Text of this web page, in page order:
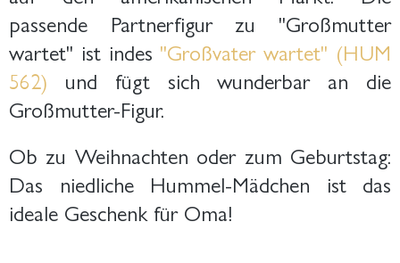
passende Partnerfigur zu "Großmutter
wartet" ist indes "Großvater wartet" (HUM
562) und fügt sich wunderbar an die
Großmutter-Figur.
Ob zu Weihnachten oder zum Geburtstag:
Das niedliche Hummel-Mädchen ist das
ideale Geschenk für Oma!